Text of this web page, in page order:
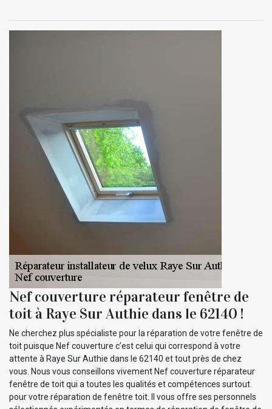
Nef couverture réparateur fenêtre de
toit à Raye Sur Authie dans le 62140 !
Ne cherchez plus spécialiste pour la réparation de votre fenêtre de
toit puisque Nef couverture c’est celui qui correspond à votre
attente à Raye Sur Authie dans le 62140 et tout près de chez
vous. Nous vous conseillons vivement Nef couverture réparateur
fenêtre de toit qui a toutes les qualités et compétences surtout
pour votre réparation de fenêtre toit. Il vous offre ses personnels